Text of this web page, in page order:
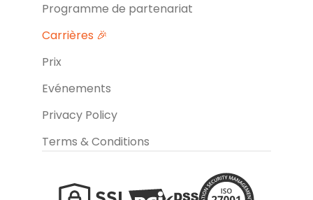
Programme de partenariat
Carrières 🎉
Prix
Evénements
Privacy Policy
Terms & Conditions